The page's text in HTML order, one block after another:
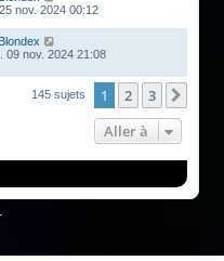
nov. 2024 00:12
Blondex
09 nov. 2024 21:08
145 sujets 1 2 3
Aller à